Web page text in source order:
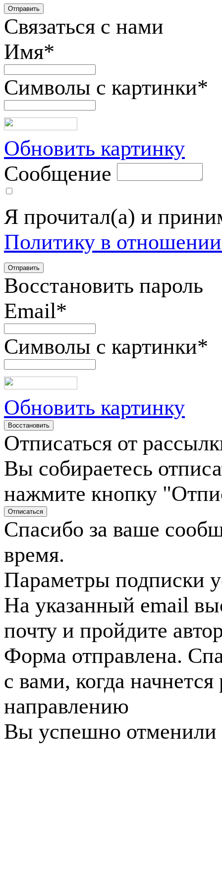
Связаться с нами
Имя*
Символы с картинки*
Обновить картинку
Сообщение
Я прочитал(а) и
Политику в
Восстановить пароль
Email*
Символы с картинки*
Обновить картинку
Отписаться от
Вы собираетесь
нажмите кнопку
Спасибо за ваше
время.
Параметры подписки
На указанный email
почту и пройдите
Форма отправлена.
с вами, когда
направлению
Вы успешно отменили